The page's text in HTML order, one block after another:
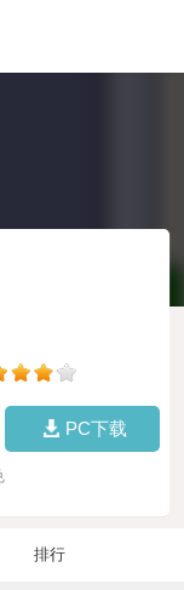
PC下载
排行